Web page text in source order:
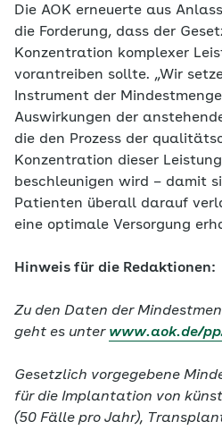
Die AOK erneuerte aus
die Forderung, dass der
Konzentration komplexer
vorantreiben sollte. „Wir
Instrument der
Auswirkungen der
die den Prozess der
Konzentration dieser
beschleunigen wird – damit
Patienten überall darauf
eine optimale Versorgung
Hinweis für die Redaktionen:
Zu den Daten der
geht es unter www.aok.de/
Gesetzlich vorgegebene
für die Implantation von
(50 Fälle pro Jahr),